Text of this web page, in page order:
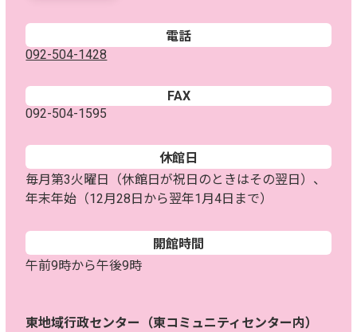
電話
092-504-1428
FAX
092-504-1595
休館日
毎月第3火曜日（休館日が祝日のときはその翌日）、
年末年始（12月28日から翌年1月4日まで）
開館時間
午前9時から午後9時
東地域行政センター（東コミュニティセンター内）